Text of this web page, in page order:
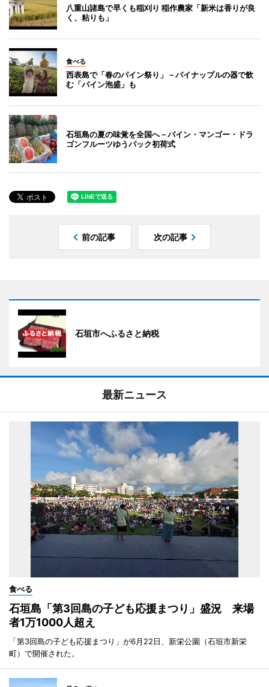
八重山諸島で早くも稲刈り 稲作農家「新米は香りが良
く、粘りも」
食べる
西表島で「春のパイン祭り」－パイナップルの器で飲
む「パイン泡盛」も
石垣島の夏の味覚を全国へ－パイン・マンゴー・ドラ
ゴンフルーツゆうパック初荷式
前の記事 次の記事
石垣市へふるさと納税
最新ニュース
食べる
石垣島「第3回島の子ども応援まつり」盛況 来場
者1万1000人超え
「第3回島の子ども応援まつり」が6月22日、新栄公園（石垣市新栄
町）で開催された。